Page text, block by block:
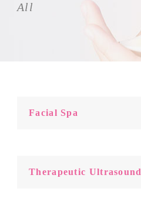
All
Facial Spa
Therapeutic Ultrasound